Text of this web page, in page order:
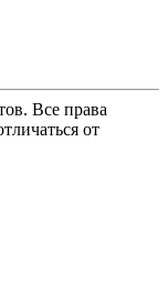
Все права
от